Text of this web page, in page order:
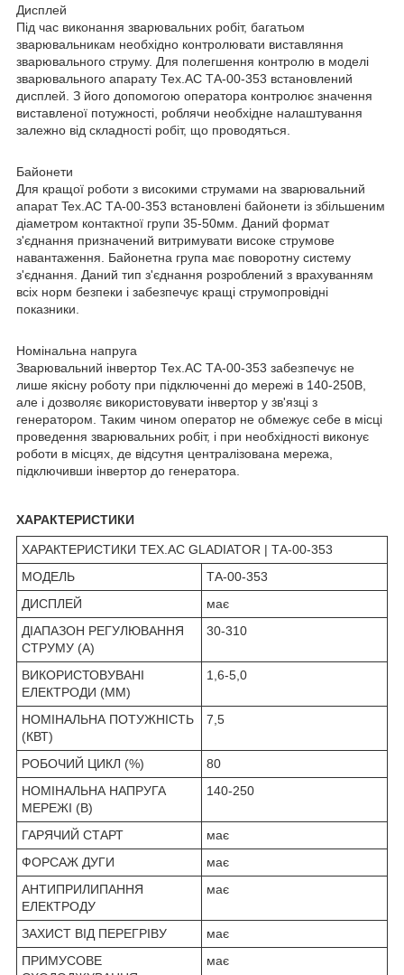
Дисплей
Під час виконання зварювальних робіт, багатьом
зварювальникам необхідно контролювати виставляння
зварювального струму. Для полегшення контролю в моделі
зварювального апарату Тех.АС ТА-00-353 встановлений
дисплей. З його допомогою оператора контролює значення
виставленої потужності, роблячи необхідне налаштування
залежно від складності робіт, що проводяться.
Байонети
Для кращої роботи з високими струмами на зварювальний
апарат Tex.AC ТА-00-353 встановлені байонети із збільшеним
діаметром контактної групи 35-50мм. Даний формат
з'єднання призначений витримувати високе струмове
навантаження. Байонетна група має поворотну систему
з'єднання. Даний тип з'єднання розроблений з врахуванням
всіх норм безпеки і забезпечує кращі струмопровідні
показники.
Номінальна напруга
Зварювальний інвертор Тех.АС ТА-00-353 забезпечує не
лише якісну роботу при підключенні до мережі в 140-250В,
але і дозволяє використовувати інвертор у зв'язці з
генератором. Таким чином оператор не обмежує себе в місці
проведення зварювальних робіт, і при необхідності виконує
роботи в місцях, де відсутня централізована мережа,
підключивши інвертор до генератора.
ХАРАКТЕРИСТИКИ
ХАРАКТЕРИСТИКИ TEX.AC GLADIATOR | ТА-00-353
МОДЕЛЬ
ТА-00-353
ДИСПЛЕЙ
має
ДІАПАЗОН РЕГУЛЮВАННЯ
СТРУМУ (А)
30-310
ВИКОРИСТОВУВАНІ
ЕЛЕКТРОДИ (ММ)
1,6-5,0
НОМІНАЛЬНА ПОТУЖНІСТЬ
(КВТ)
7,5
РОБОЧИЙ ЦИКЛ (%)
80
НОМІНАЛЬНА НАПРУГА
МЕРЕЖІ (В)
140-250
ГАРЯЧИЙ СТАРТ
має
ФОРСАЖ ДУГИ
має
АНТИПРИЛИПАННЯ
ЕЛЕКТРОДУ
має
ЗАХИСТ ВІД ПЕРЕГРІВУ
має
ПРИМУСОВЕ
має